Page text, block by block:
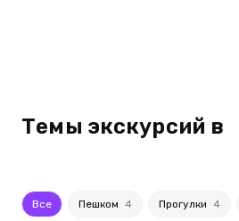
Темы экскурсий в
Все Пешком 4 Прогулки 4